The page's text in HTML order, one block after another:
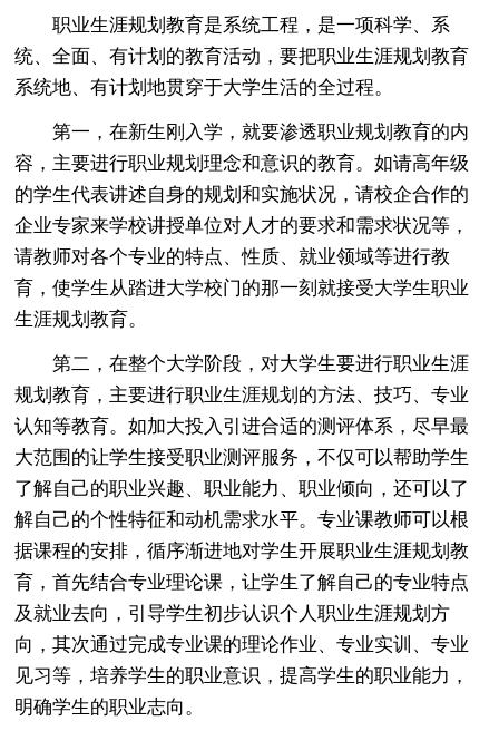
职业生涯规划教育是系统工程，是一项科学、系
统、全面、有计划的教育活动，要把职业生涯规划教育
系统地、有计划地贯穿于大学生活的全过程。
第一，在新生刚入学，就要渗透职业规划教育的内
容，主要进行职业规划理念和意识的教育。如请高年级
的学生代表讲述自身的规划和实施状况，请校企合作的
企业专家来学校讲授单位对人才的要求和需求状况等，
请教师对各个专业的特点、性质、就业领域等进行教
育，使学生从踏进大学校门的那一刻就接受大学生职业
生涯规划教育。
第二，在整个大学阶段，对大学生要进行职业生涯
规划教育，主要进行职业生涯规划的方法、技巧、专业
认知等教育。如加大投入引进合适的测评体系，尽早最
大范围的让学生接受职业测评服务，不仅可以帮助学生
了解自己的职业兴趣、职业能力、职业倾向，还可以了
解自己的个性特征和动机需求水平。专业课教师可以根
据课程的安排，循序渐进地对学生开展职业生涯规划教
育，首先结合专业理论课，让学生了解自己的专业特点
及就业去向，引导学生初步认识个人职业生涯规划方
向，其次通过完成专业课的理论作业、专业实训、专业
见习等，培养学生的职业意识，提高学生的职业能力，
明确学生的职业志向。